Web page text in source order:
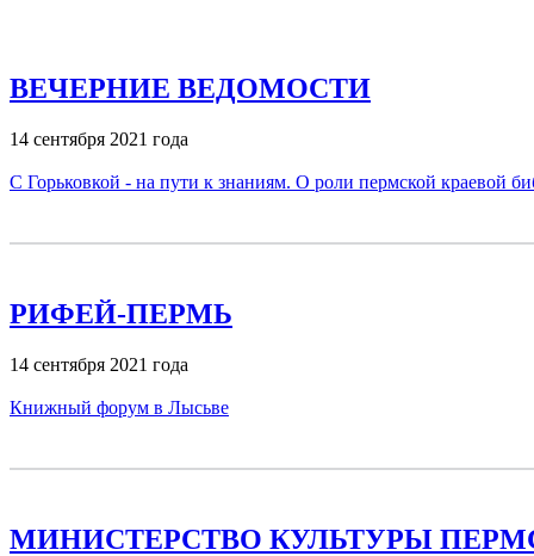
ВЕЧЕРНИЕ ВЕДОМОСТИ
14 сентября 2021 года
С Горьковкой - на пути к знаниям. О роли пермской краевой
РИФЕЙ-ПЕРМЬ
14 cентября 2021 года
Книжный форум в Лысьве
МИНИСТЕРСТВО КУЛЬТУРЫ